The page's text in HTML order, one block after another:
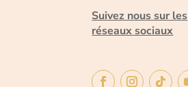
Suivez nous sur les
réseaux sociaux